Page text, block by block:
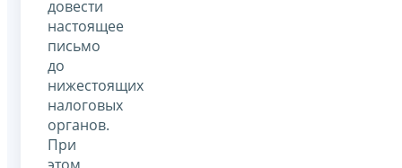
довести
настоящее
письмо
до
нижестоящих
налоговых
органов.
При